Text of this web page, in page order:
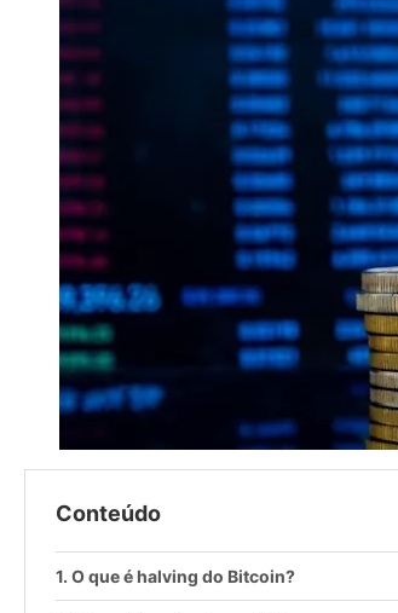
Conteúdo
O que é halving do Bitcoin?